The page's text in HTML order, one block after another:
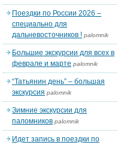
Поездки по России 2026 –
специально для
дальневосточников ! palomnik
Большие экскурсии для всех в
феврале и марте palomnik
“Татьянин день” – большая
экскурсия palomnik
Зимние экскурсии для
паломников palomnik
Идет запись в поездки по